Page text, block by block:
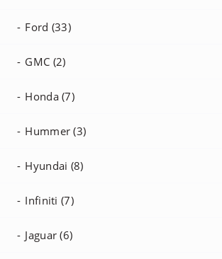
Ford (33)
GMC (2)
Honda (7)
Hummer (3)
Hyundai (8)
Infiniti (7)
Jaguar (6)